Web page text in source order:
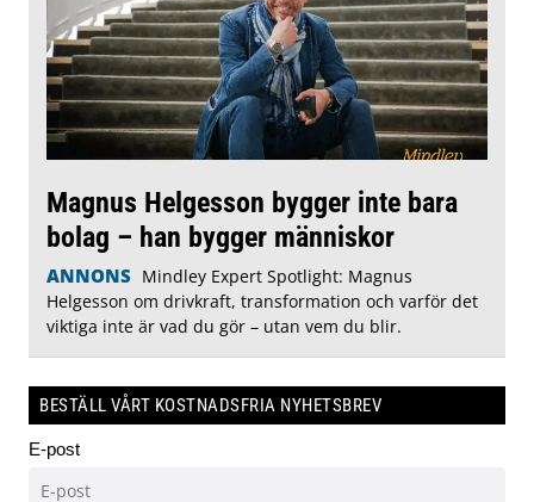
Magnus Helgesson bygger inte bara
bolag – han bygger människor
ANNONS Mindley Expert Spotlight: Magnus
Helgesson om drivkraft, transformation och varför det
viktiga inte är vad du gör – utan vem du blir.
BESTÄLL VÅRT KOSTNADSFRIA NYHETSBREV
E-post